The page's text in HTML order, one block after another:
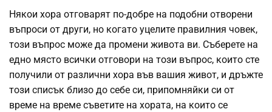
Някои хора отговарят по-добре на подобни отворени
въпроси от други, но когато уцелите правилния човек,
този въпрос може да промени живота ви. Съберете на
едно място всички отговори на този въпрос, които сте
получили от различни хора във вашия живот, и дръжте
този списък близо до себе си, припомняйки си от
време на време съветите на хората, на които се